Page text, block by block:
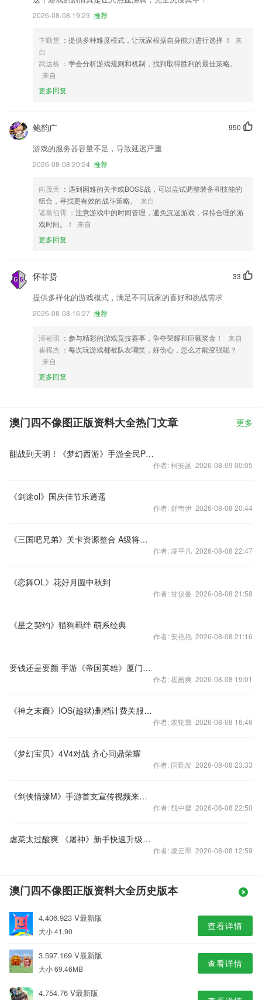
2026-08-08 19:23 推荐
卞勤堂 ：提供多种难度模式，让玩家根据自身能力进行选择 ！
来
自
武达栋 ：学会分析游戏规则和机制，找到取得胜利的最佳策略。
来自
更多回复
950
鲍韵广
游戏的服务器容量不足，导致延迟严重
2026-08-08 20:24 推荐
向茂天 ：遇到困难的关卡或BOSS战，可以尝试调整装备和技能的
组合，寻找更有效的战斗策略。
来自
诸葛伯霄 ：注意游戏中的时间管理，避免沉迷游戏，保持合理的游
戏时间。！
来自
更多回复
33
怀菲贤
提供多样化的游戏模式，满足不同玩家的喜好和挑战需求
2026-08-08 16:27 推荐
溥彬琪 ：参与精彩的游戏竞技赛事，争夺荣耀和巨额奖金！
来自
崔程杰 ：每次玩游戏都被队友嘲笑，好伤心，怎么才能变强呢？
来自
更多回复
澳门四不像图正版资料大全热门文章 更多
酣战到天明！《梦幻西游》手游全民PK赛64强火热出炉
作者: 柯安菡 2026-08-09 00:05
《剑途ol》国庆佳节乐逍遥
作者: 舒韦伊 2026-08-08 20:44
《三国吧兄弟》关卡资源整合 A级将魂出处盘点
作者: 凌平凡 2026-08-08 22:47
《恋舞OL》花好月圆中秋到
作者: 甘仪曼 2026-08-08 21:58
《星之契约》猫狗羁绊 萌系经典
作者: 安艳艳 2026-08-08 21:16
要钱还是要颜 手游《帝国英雄》厦门区服曝撕逼大战
作者: 崔茜爽 2026-08-08 19:01
《神之末裔》IOS(越狱)删档计费关服公告
作者: 农轮黛 2026-08-08 16:46
《梦幻宝贝》4V4对战 齐心问鼎荣耀
作者: 国勤发 2026-08-08 23:33
《剑侠情缘M》手游首支宣传视频来袭 又一手游力作
作者: 甄中馨 2026-08-08 22:50
虐菜太过酸爽 《屠神》新手快速升级攻略
作者: 凌云翠 2026-08-08 12:59
澳门四不像图正版资料大全历史版本
4.406.923 V最新版
大小 41.90 查看详情
3.597.169 V最新版
大小 69.46MB 查看详情
4.754.76 V最新版